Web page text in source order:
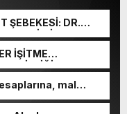
ŞEBEKESİ: DR.
SGK
İŞİTME
TACİRLİĞİ
mal